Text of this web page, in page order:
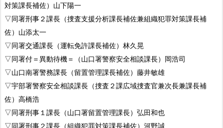
対策課長補佐）山下陽一
▽同署刑事２課長（捜査支援分析課長補佐兼組織犯罪対策課長補
佐）山添太一
▽同署交通課長（運転免許課長補佐）林久晃
▽同署付＝異動待機＝（山口署警察安全相談課長）岡浩司
▽山口南署警務課長（留置管理課長補佐）藤井敏雄
▽宇部署警察安全相談課長（捜査２課広域捜査官兼次長兼課長補
佐）高橋浩
▽同署刑事１課長（山口署留置管理課長）弘田和也
▽同署刑事２課長（組織犯罪対策課長補佐）河野誠